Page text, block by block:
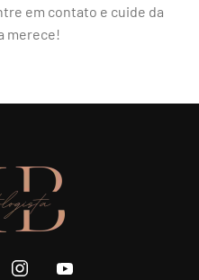
em contato e cuide da
merece!